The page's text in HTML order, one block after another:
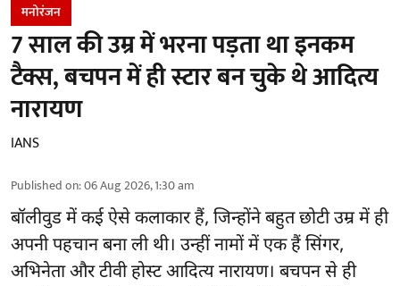
मनोरंजन
7 साल की उम्र में भरना पड़ता था इनकम
टैक्स, बचपन में ही स्टार बन चुके थे आदित्य
नारायण
IANS
Published on:06 Aug 2026, 1:30 am
बॉलीवुडमें कई ऐसे कलाकार हैं, जिन्होंने बहुत छोटी उम्र में ही
अपनी पहचान बना ली थी। उन्हीं नामों में एक हैं सिंगर,
अभिनेता और टीवी होस्ट आदित्य नारायण। बचपन से ही